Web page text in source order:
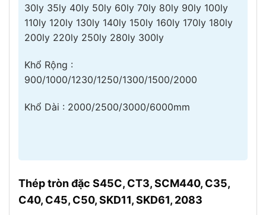
30ly 35ly 40ly 50ly 60ly 70ly 80ly 90ly 100ly
110ly 120ly 130ly 140ly 150ly 160ly 170ly 180ly
200ly 220ly 250ly 280ly 300ly
Khổ Rộng :
900/1000/1230/1250/1300/1500/2000
Khổ Dài : 2000/2500/3000/6000mm
Thép tròn đặc S45C, CT3, SCM440, C35,
C40, C45, C50, SKD11, SKD61, 2083